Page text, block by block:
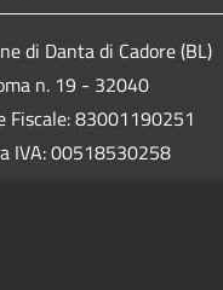
di Danta di Cadore (BL)
n. 19 - 32040
Fiscale: 83001190251
IVA: 00518530258